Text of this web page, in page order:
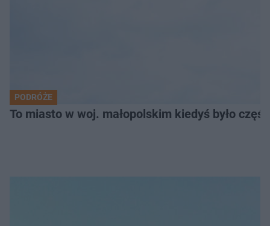
PODRÓŻE
To miasto w woj. małopolskim kiedyś było